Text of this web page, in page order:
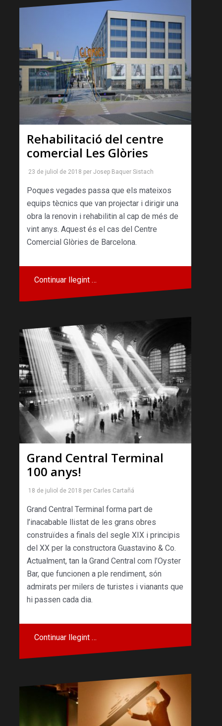
Rehabilitació del centre
comercial Les Glòries
23 de juliol de 2018 per Josep Baquer Sistach
Poques vegades passa que els mateixos
equips tècnics que van projectar i dirigir una
obra la renovin i rehabilitin al cap de més de
vint anys. Aquest és el cas del Centre
Comercial Glòries de Barcelona.
Continuar llegint …
Grand Central Terminal
100 anys!
18 de juliol de 2018 per Carles Cartañá
Grand Central Terminal forma part de
l’inacabable llistat de les grans obres
construïdes a finals del segle XIX i principis
del XX per la constructora Guastavino & Co.
Actualment, tan la Grand Central com l’Oyster
Bar, que funcionen a ple rendiment, són
admirats per milers de turistes i vianants que
hi passen cada dia.
Continuar llegint …